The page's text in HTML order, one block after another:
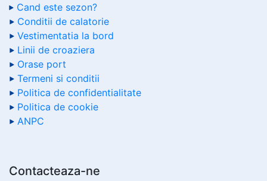
Cand este sezon?
Conditii de calatorie
Vestimentatia la bord
Linii de croaziera
Orase port
Termeni si conditii
Politica de confidentialitate
Politica de cookie
ANPC
Contacteaza-ne